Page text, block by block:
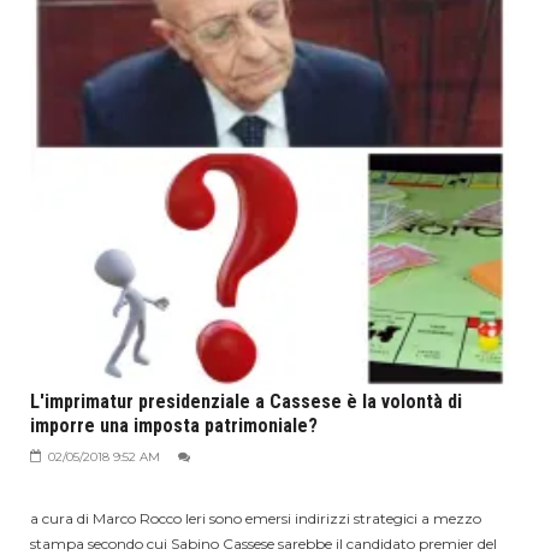
L'imprimatur presidenziale a Cassese è la volontà di
imporre una imposta patrimoniale?
02/05/2018 9:52 AM
a cura di Marco Rocco Ieri sono emersi indirizzi strategici a mezzo
stampa secondo cui Sabino Cassese sarebbe il candidato premier del